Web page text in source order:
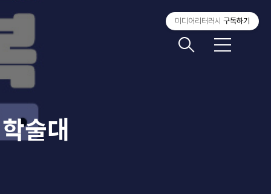
메
술대
미디어리터러시 구독하기